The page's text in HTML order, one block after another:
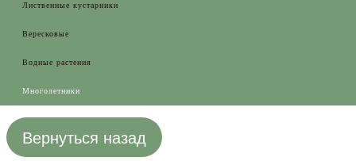
Лиственные кустарники
Вересковые
Водные растения
Многолетники
Вернуться назад